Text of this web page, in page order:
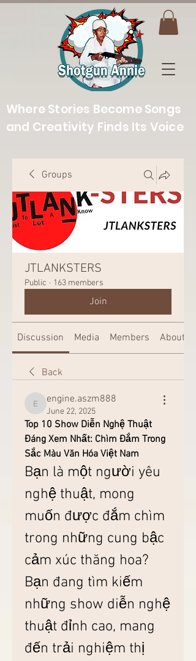
Where Stories Become Songs
and Creativity Finds Its Voice
Groups
JTLANKSTERS
Public · 163 members
Join
Discussion Media Members About
Back
engine.aszm888
engine.aszm888
June 22, 2025
Top 10 Show Diễn Nghệ Thuật
Đáng Xem Nhất: Chìm Đắm Trong
Sắc Màu Văn Hóa Việt Nam
Bạn là một người yêu
nghệ thuật, mong
muốn được đắm chìm
trong những cung bậc
cảm xúc thăng hoa?
Bạn đang tìm kiếm
những show diễn nghệ
thuật đỉnh cao, mang
đến trải nghiệm thị